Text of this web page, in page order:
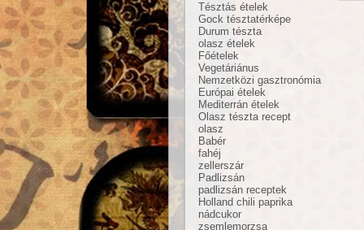
Tésztás ételek
Gock tésztatérképe
Durum tészta
olasz ételek
Főételek
Vegetáriánus
Nemzetközi gasztronómia
Európai ételek
Mediterrán ételek
Olasz tészta recept
olasz
Babér
fahéj
zellerszár
Padlizsán
padlizsán receptek
Holland chili paprika
nádcukor
zsemlemorzsa